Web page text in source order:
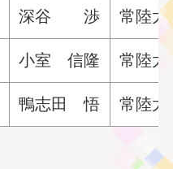
深谷 渉 常陸太
小室 信隆 常陸太
鴨志田 悟 常陸太